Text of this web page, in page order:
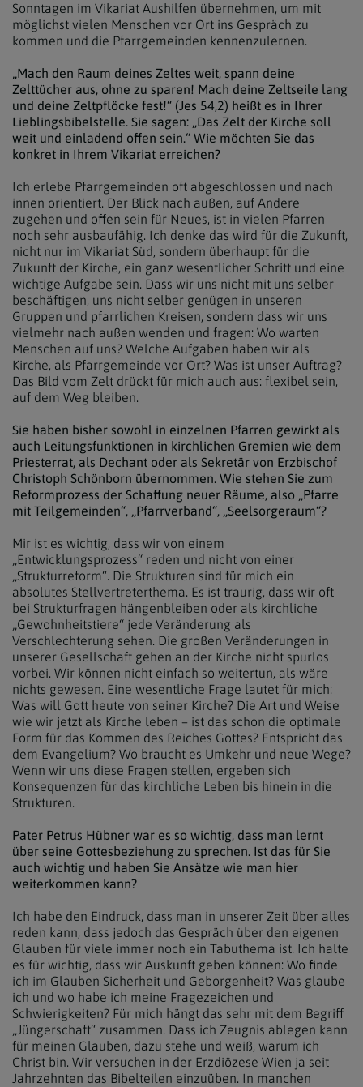
Sonntagen im Vikariat Aushilfen übernehmen, um mit
möglichst vielen Menschen vor Ort ins Gespräch zu
kommen und die Pfarrgemeinden kennenzulernen.
„Mach den Raum deines Zeltes weit, spann deine
Zelttücher aus, ohne zu sparen! Mach deine Zeltseile lang
und deine Zeltpflöcke fest!“ (Jes 54,2) heißt es in Ihrer
Lieblingsbibelstelle. Sie sagen: „Das Zelt der Kirche soll
weit und einladend offen sein.“ Wie möchten Sie das
konkret in Ihrem Vikariat erreichen?
Ich erlebe Pfarrgemeinden oft abgeschlossen und nach
innen orientiert. Der Blick nach außen, auf Andere
zugehen und offen sein für Neues, ist in vielen Pfarren
noch sehr ausbaufähig. Ich denke das wird für die Zukunft,
nicht nur im Vikariat Süd, sondern überhaupt für die
Zukunft der Kirche, ein ganz wesentlicher Schritt und eine
wichtige Aufgabe sein. Dass wir uns nicht mit uns selber
beschäftigen, uns nicht selber genügen in unseren
Gruppen und pfarrlichen Kreisen, sondern dass wir uns
vielmehr nach außen wenden und fragen: Wo warten
Menschen auf uns? Welche Aufgaben haben wir als
Kirche, als Pfarrgemeinde vor Ort? Was ist unser Auftrag?
Das Bild vom Zelt drückt für mich auch aus: flexibel sein,
auf dem Weg bleiben.
Sie haben bisher sowohl in einzelnen Pfarren gewirkt als
auch Leitungsfunktionen in kirchlichen Gremien wie dem
Priesterrat, als Dechant oder als Sekretär von Erzbischof
Christoph Schönborn übernommen. Wie stehen Sie zum
Reformprozess der Schaffung neuer Räume, also „Pfarre
mit Teilgemeinden“, „Pfarrverband“, „Seelsorgeraum“?
Mir ist es wichtig, dass wir von einem
„Entwicklungsprozess“ reden und nicht von einer
„Strukturreform“. Die Strukturen sind für mich ein
absolutes Stellvertreterthema. Es ist traurig, dass wir oft
bei Strukturfragen hängenbleiben oder als kirchliche
„Gewohnheitstiere“ jede Veränderung als
Verschlechterung sehen. Die großen Veränderungen in
unserer Gesellschaft gehen an der Kirche nicht spurlos
vorbei. Wir können nicht einfach so weitertun, als wäre
nichts gewesen. Eine wesentliche Frage lautet für mich:
Was will Gott heute von seiner Kirche? Die Art und Weise
wie wir jetzt als Kirche leben – ist das schon die optimale
Form für das Kommen des Reiches Gottes? Entspricht das
dem Evangelium? Wo braucht es Umkehr und neue Wege?
Wenn wir uns diese Fragen stellen, ergeben sich
Konsequenzen für das kirchliche Leben bis hinein in die
Strukturen.
Pater Petrus Hübner war es so wichtig, dass man lernt
über seine Gottesbeziehung zu sprechen. Ist das für Sie
auch wichtig und haben Sie Ansätze wie man hier
weiterkommen kann?
Ich habe den Eindruck, dass man in unserer Zeit über alles
reden kann, dass jedoch das Gespräch über den eigenen
Glauben für viele immer noch ein Tabuthema ist. Ich halte
es für wichtig, dass wir Auskunft geben können: Wo finde
ich im Glauben Sicherheit und Geborgenheit? Was glaube
ich und wo habe ich meine Fragezeichen und
Schwierigkeiten? Für mich hängt das sehr mit dem Begriff
„Jüngerschaft“ zusammen. Dass ich Zeugnis ablegen kann
für meinen Glauben, dazu stehe und weiß, warum ich
Christ bin. Wir versuchen in der Erzdiözese Wien ja seit
Jahrzehnten das Bibelteilen einzuüben. In manchen